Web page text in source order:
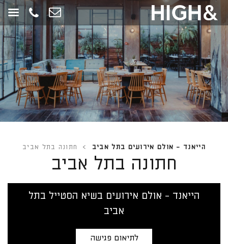
תחילתו
דף
אינטרנט,
לחץ
אנטר
כדי
לעבור
לאזור
תוכן
הייאנד - אולם אירועים בתל אביב > חתונה בתל אביב
חתונה בתל אביב
הייאנד - אולם אירועים בשיא הסטייל בתל
אביב
לתיאום פגישה